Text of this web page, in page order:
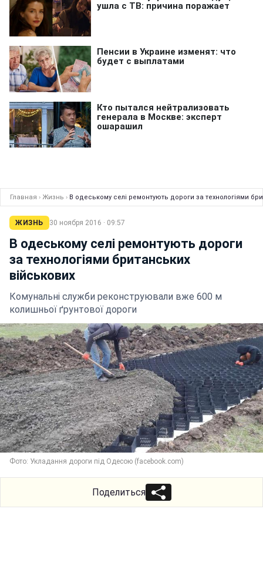
Главная › Жизнь › В одеському селі ремонтують дороги за технологіями
ЖИЗНЬ 30 ноября 2016 · 09:57
В одеському селі ремонтують дороги
за технологіями британських
військових
Комунальні служби реконструювали вже 600 м
колишньої ґрунтової дороги
Фото: Укладання дороги під Одесою (facebook.com)
Поделиться